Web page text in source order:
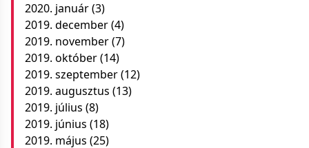
2020. január(3)
2019. december(4)
2019. november(7)
2019. október(14)
2019. szeptember(12)
2019. augusztus (13)
2019. július (8)
2019. június (18)
2019. május (25)